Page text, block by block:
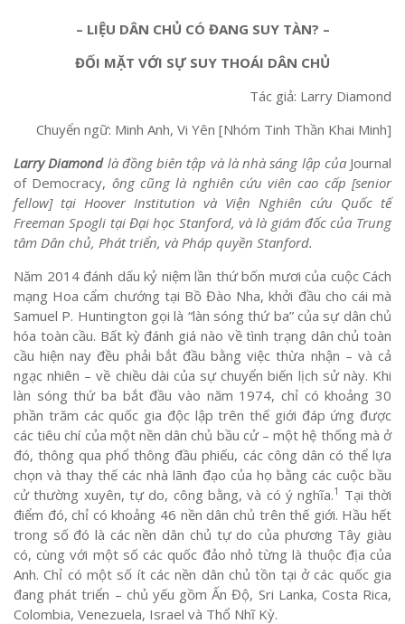
– LIỆU DÂN CHỦ CÓ ĐANG SUY TÀN? –
ĐỐI MẶT VỚI SỰ SUY THOÁI DÂN CHỦ
Tác giả: Larry Diamond
Chuyển ngữ: Minh Anh, Vi Yên [Nhóm Tinh Thần Khai Minh]
Larry Diamondlà đồng biên tập và là nhà sáng lập của Journal
of Democracy, ông cũng là nghiên cứu viên cao cấp [senior
fellow] tại Hoover Institution và Viện Nghiên cứu Quốc tế
Freeman Spogli tại Đại học Stanford, và là giám đốc của Trung
tâm Dân chủ, Phát triển, và Pháp quyền Stanford.
Năm 2014 đánh dấu kỷ niệm lần thứ bốn mươi của cuộc Cách
mạng Hoa cẩm chướng tại Bồ Đào Nha, khởi đầu cho cái mà
Samuel P. Huntington gọi là “làn sóng thứ ba” của sự dân chủ
hóa toàn cầu. Bất kỳ đánh giá nào về tình trạng dân chủ toàn
cầu hiện nay đều phải bắt đầu bằng việc thừa nhận – và cả
ngạc nhiên – về chiều dài của sự chuyển biến lịch sử này. Khi
làn sóng thứ ba bắt đầu vào năm 1974, chỉ có khoảng 30
phần trăm các quốc gia độc lập trên thế giới đáp ứng được
các tiêu chí của một nền dân chủ bầu cử – một hệ thống mà ở
đó, thông qua phổ thông đầu phiếu, các công dân có thể lựa
chọn và thay thế các nhà lãnh đạo của họ bằng các cuộc bầu
cử thường xuyên, tự do, công bằng, và có ý nghĩa.1 Tại thời
điểm đó, chỉ có khoảng 46 nền dân chủ trên thế giới. Hầu hết
trong số đó là các nền dân chủ tự do của phương Tây giàu
có, cùng với một số các quốc đảo nhỏ từng là thuộc địa của
Anh. Chỉ có một số ít các nền dân chủ tồn tại ở các quốc gia
đang phát triển – chủ yếu gồm Ấn Độ, Sri Lanka, Costa Rica,
Colombia, Venezuela, Israel và Thổ Nhĩ Kỳ.